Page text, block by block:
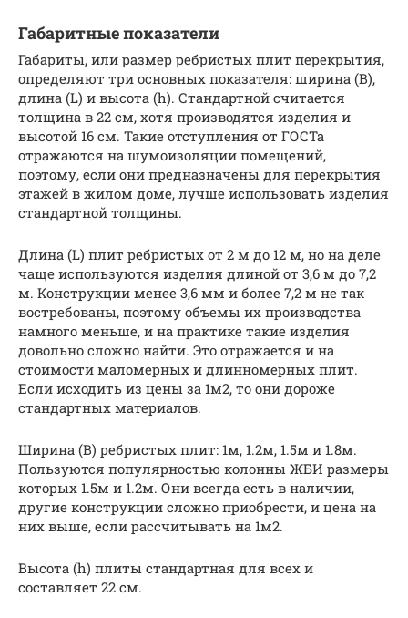
Габаритные показатели
Габариты, или размер ребристых плит перекрытия,
определяют три основных показателя: ширина (B),
длина (L) и высота (h). Стандартной считается
толщина в 22 см, хотя производятся изделия и
высотой 16 см. Такие отступления от ГОСТа
отражаются на шумоизоляции помещений,
поэтому, если они предназначены для перекрытия
этажей в жилом доме, лучше использовать изделия
стандартной толщины.
Длина (L) плит ребристых от 2 м до 12 м, но на деле
чаще используются изделия длиной от 3,6 м до 7,2
м. Конструкции менее 3,6 мм и более 7,2 м не так
востребованы, поэтому объемы их производства
намного меньше, и на практике такие изделия
довольно сложно найти. Это отражается и на
стоимости маломерных и длинномерных плит.
Если исходить из цены за 1м2, то они дороже
стандартных материалов.
Ширина (B) ребристых плит: 1м, 1.2м, 1.5м и 1.8м.
Пользуются популярностью колонны ЖБИ размеры
которых 1.5м и 1.2м. Они всегда есть в наличии,
другие конструкции сложно приобрести, и цена на
них выше, если рассчитывать на 1м2.
Высота (h) плиты стандартная для всех и
составляет 22 см.